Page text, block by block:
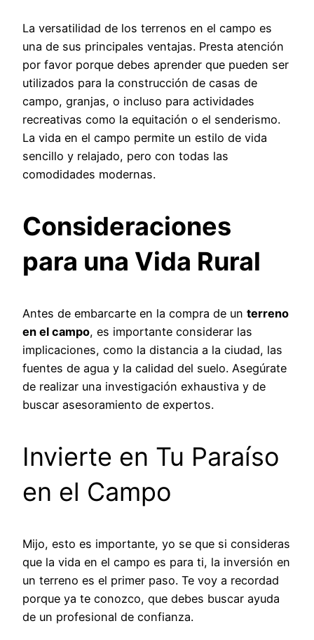
La versatilidad de los terrenos en el campo es
una de sus principales ventajas. Presta atención
por favor porque debes aprender que pueden ser
utilizados para la construcción de casas de
campo, granjas, o incluso para actividades
recreativas como la equitación o el senderismo.
La vida en el campo permite un estilo de vida
sencillo y relajado, pero con todas las
comodidades modernas.
Consideraciones
para una Vida Rural
Antes de embarcarte en la compra de un terreno
en el campo, es importante considerar las
implicaciones, como la distancia a la ciudad, las
fuentes de agua y la calidad del suelo. Asegúrate
de realizar una investigación exhaustiva y de
buscar asesoramiento de expertos.
Invierte en Tu Paraíso
en el Campo
Mijo, esto es importante, yo se que si consideras
que la vida en el campo es para ti, la inversión en
un terreno es el primer paso. Te voy a recordad
porque ya te conozco, que debes buscar ayuda
de un profesional de confianza.